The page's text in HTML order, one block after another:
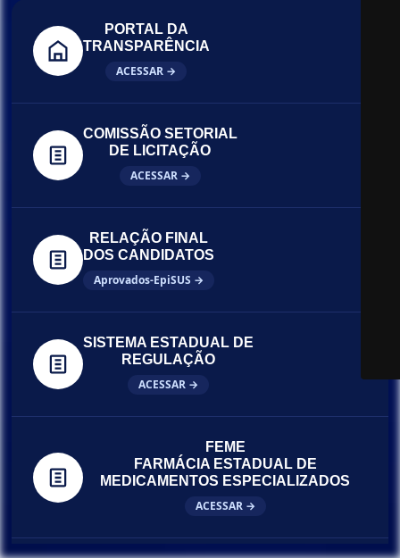
PORTAL DA
TRANSPARÊNCIA
ACESSAR →
COMISSÃO SETORIAL
DE LICITAÇÃO
ACESSAR →
RELAÇÃO FINAL
DOS CANDIDATOS
Aprovados-EpiSUS →
SISTEMA ESTADUAL DE
REGULAÇÃO
ACESSAR →
FEME
FARMÁCIA ESTADUAL DE
MEDICAMENTOS ESPECIALIZADOS
ACESSAR →